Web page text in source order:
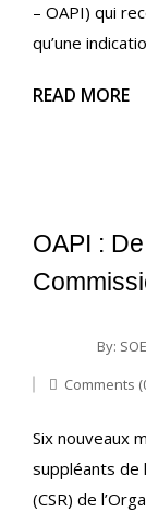
– OAPI) qui
qu’une
READ MORE
OAPI :
By:
Comments
Six nouveaux
suppléants de
(CSR) de